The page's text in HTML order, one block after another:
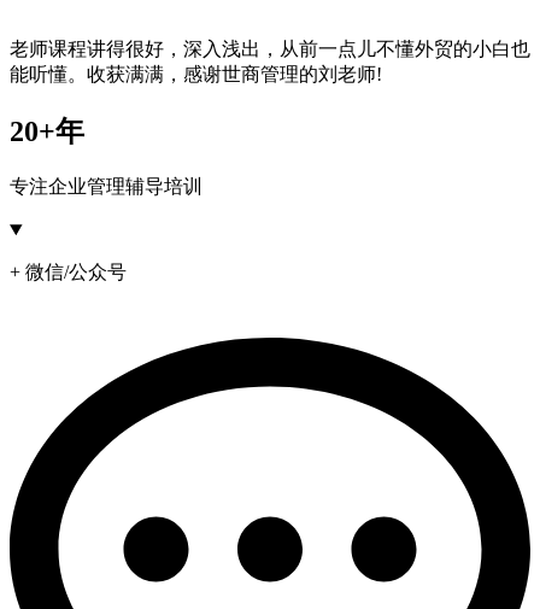
老师课程讲得很好，深入浅出，从前一点儿不懂外贸的小白也
能听懂。收获满满，感谢世商管理的刘老师!
20+年
专注企业管理辅导培训
+ 微信/公众号